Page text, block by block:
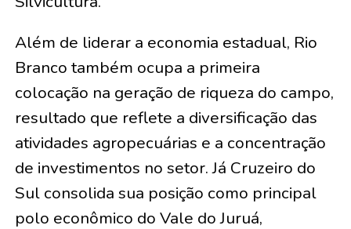
Além de liderar a economia estadual, Rio
Branco também ocupa a primeira
colocação na geração de riqueza do campo,
resultado que reflete a diversificação das
atividades agropecuárias e a concentração
de investimentos no setor. Já Cruzeiro do
Sul consolida sua posição como principal
polo econômico do Vale do Juruá,